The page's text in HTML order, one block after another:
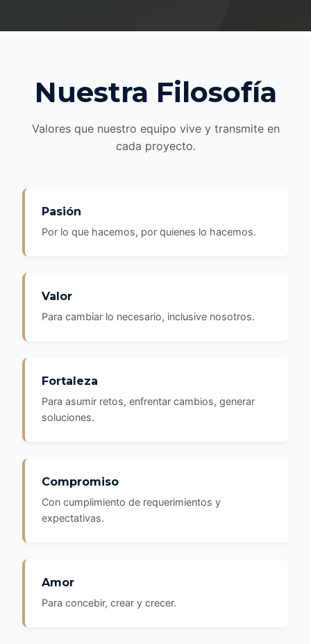
Nuestra Filosofía
Valores que nuestro equipo vive y transmite en
cada proyecto.
Pasión
Por lo que hacemos, por quienes lo hacemos.
Valor
Para cambiar lo necesario, inclusive nosotros.
Fortaleza
Para asumir retos, enfrentar cambios, generar
soluciones.
Compromiso
Con cumplimiento de requerimientos y
expectativas.
Amor
Para concebir, crear y crecer.